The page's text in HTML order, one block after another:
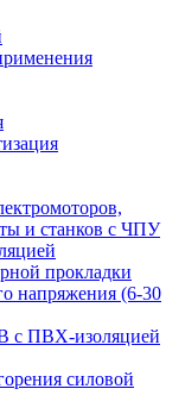
и станков с ЧПУ
прокладки
напряжения (6-30
с ПВХ-изоляцией
силовой